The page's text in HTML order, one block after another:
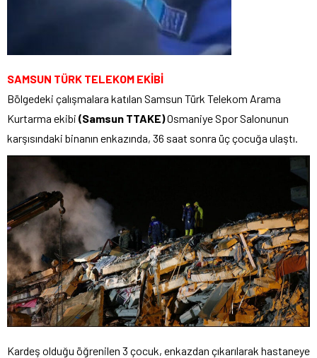
SAMSUN TÜRK TELEKOM EKİBİ
Bölgedeki çalışmalara katılan Samsun Türk Telekom Arama
Kurtarma ekibi (Samsun TTAKE)Osmaniye Spor Salonunun
karşısındaki binanın enkazında, 36 saat sonra üç çocuğa ulaştı.
Kardeş olduğu öğrenilen 3 çocuk, enkazdan çıkarılarak hastaneye